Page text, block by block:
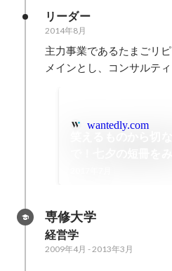
リーダー
2014年8月
主力事業であるたまごリ
メインとし、コンサルティ
wantedly.com
専修大学
経営学
2009年4月 - 2013年3月